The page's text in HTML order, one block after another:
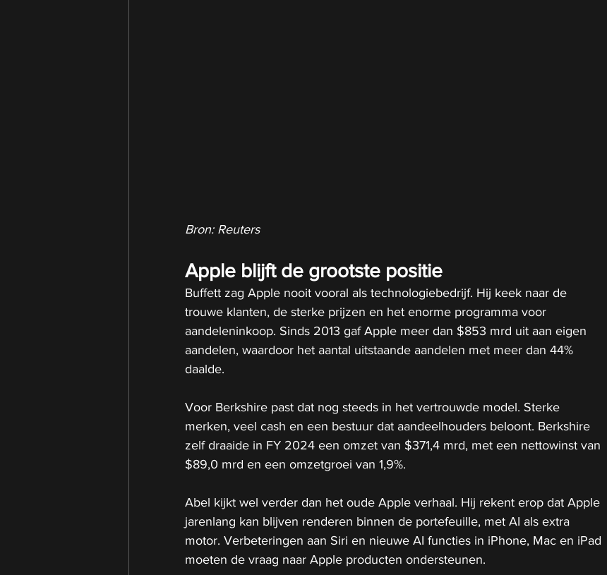
Bron: Reuters
Apple blijft de grootste positie
Buffett zag Apple nooit vooral als technologiebedrijf. Hij keek naar de
trouwe klanten, de sterke prijzen en het enorme programma voor
aandeleninkoop. Sinds 2013 gaf Apple meer dan $853 mrd uit aan eigen
aandelen, waardoor het aantal uitstaande aandelen met meer dan 44%
daalde.
Voor Berkshire past dat nog steeds in het vertrouwde model. Sterke
merken, veel cash en een bestuur dat aandeelhouders beloont. Berkshire
zelf draaide in FY 2024 een omzet van $371,4 mrd, met een nettowinst van
$89,0 mrd en een omzetgroei van 1,9%.
Abel kijkt wel verder dan het oude Apple verhaal. Hij rekent erop dat Apple
jarenlang kan blijven renderen binnen de portefeuille, met AI als extra
motor. Verbeteringen aan Siri en nieuwe AI functies in iPhone, Mac en iPad
moeten de vraag naar Apple producten ondersteunen.